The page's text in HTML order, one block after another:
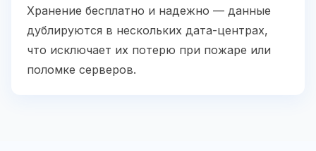
Хранение бесплатно и надежно — данные
дублируются в нескольких дата-центрах,
что исключает их потерю при пожаре или
поломке серверов.